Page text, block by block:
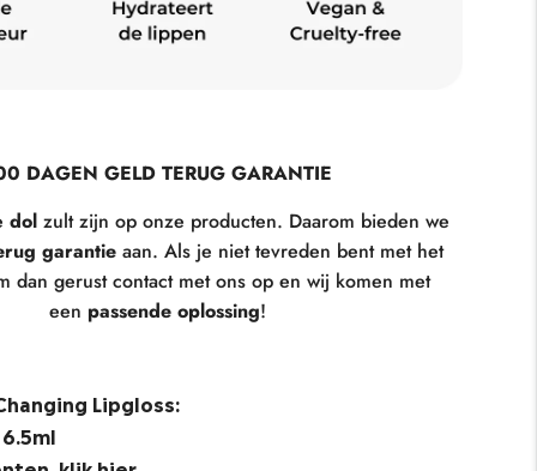
DAGEN GELD TERUG GARANTIE
dol zult zijn op onze producten. Daarom bieden we
garantie aan. Als je niet tevreden bent met het
dan gerust contact met ons op en wij komen met
een passende oplossing!
Lipgloss: